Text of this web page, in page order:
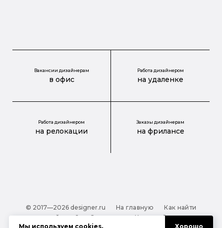
Вакансии дизайнерам
в офис
Работа дизайнером
на удаленке
Работа дизайнером
на релокации
Заказы дизайнерам
на фрилансе
© 2017—2026 designer.ru На главную
Как найти
дизайнера?
О проекте
Карта сайта
Мы используем cookies. Хорошо